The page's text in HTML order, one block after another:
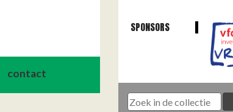
contact
SPONSORS